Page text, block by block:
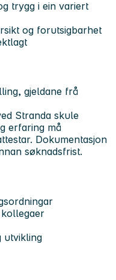
trygg i ein variert
og forutsigbarhet
gjeldane frå
Stranda skule
erfaring må
Dokumentasjon
søknadsfrist.
utvikling